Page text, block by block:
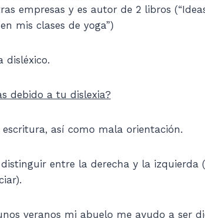
empresas y es autor de 2 libros
mis clases de yoga”)
disléxico.
debido a tu dislexia?
así como mala orientación.
entre la derecha y la izquierda
veranos mi abuelo me ayudo a ser